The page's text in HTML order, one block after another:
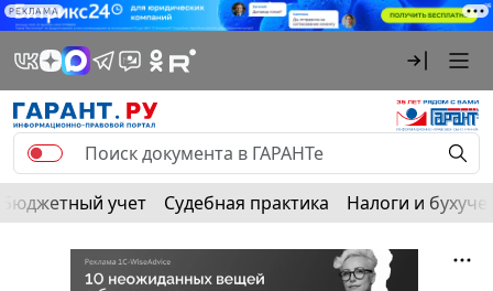
РЕКЛАМА
Бюджетный учет Судебная практика Налоги и